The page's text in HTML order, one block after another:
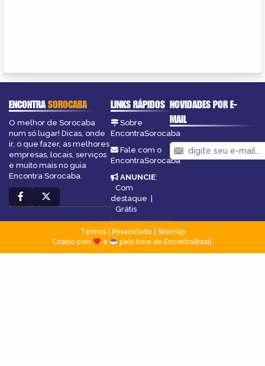
ENCONTRASOROCABA
O melhor de Sorocaba
num só lugar! Dicas, onde
ir, o que fazer, as melhores
empresas, locais, serviços
e muito mais no guia
Encontra Sorocaba.
LINKS RÁPIDOS
Sobre
EncontraSorocaba
Fale com o
EncontraSorocaba
ANUNCIE:
Com
destaque |
Grátis
NOVIDADES POR E-
MAIL
Termos| Privacidade
Sitemap
Criado com
e pelo time do EncontraBrasil